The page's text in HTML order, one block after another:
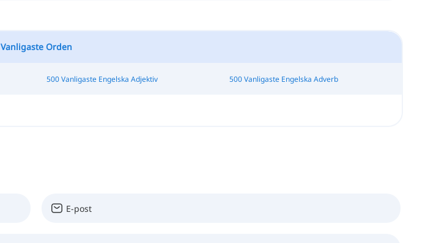
Vanligaste Orden
500 Vanligaste Engelska Adjektiv 500 Vanligaste Engelska Adverb